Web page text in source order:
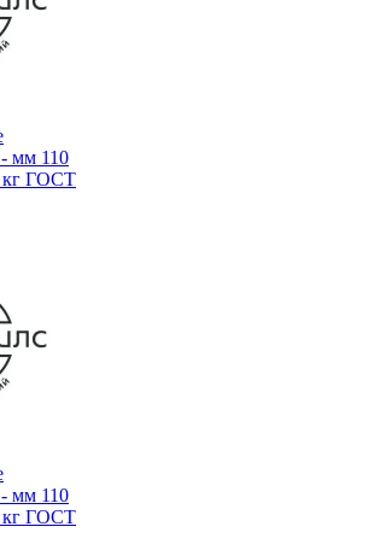
мм 110
ГОСТ
мм 110
ГОСТ